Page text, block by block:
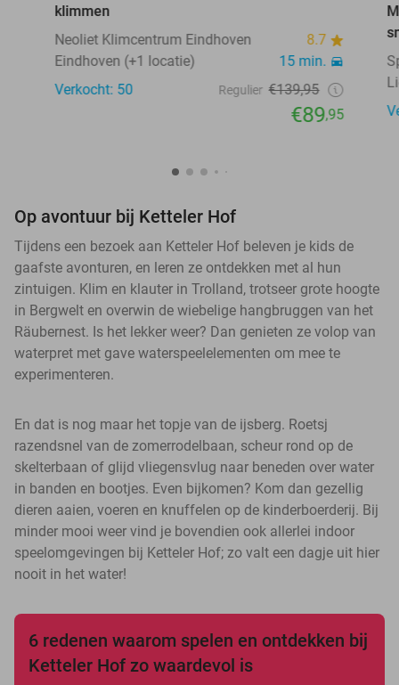
klimmen
Neoliet Klimcentrum Eindhoven
8.7
Eindhoven (+1 locatie)
15 min.
Verkocht: 50
Regulier €139,95
€89,95
Op avontuur bij Ketteler Hof
Tijdens een bezoek aan Ketteler Hof beleven je kids de
gaafste avonturen, en leren ze ontdekken met al hun
zintuigen. Klim en klauter in Trolland, trotseer grote hoogte
in Bergwelt en overwin de wiebelige hangbruggen van het
Räubernest. Is het lekker weer? Dan genieten ze volop van
waterpret met gave waterspeelelementen om mee te
experimenteren.
En dat is nog maar het topje van de ijsberg. Roetsj
razendsnel van de zomerrodelbaan, scheur rond op de
skelterbaan of glijd vliegensvlug naar beneden over water
in banden en bootjes. Even bijkomen? Kom dan gezellig
dieren aaien, voeren en knuffelen op de kinderboerderij. Bij
minder mooi weer vind je bovendien ook allerlei indoor
speelomgevingen bij Ketteler Hof; zo valt een dagje uit hier
nooit in het water!
6 redenen waarom spelen en ontdekken bij
Ketteler Hof zo waardevol is